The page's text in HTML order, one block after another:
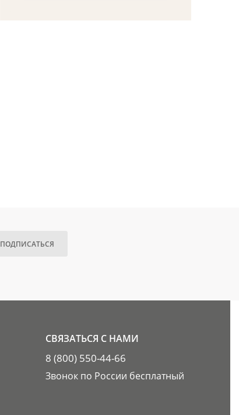
ПОДПИСАТЬСЯ
СВЯЗАТЬСЯ С НАМИ
8 (800) 550-44-66
Звонок по России бесплатный